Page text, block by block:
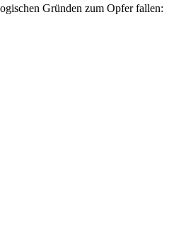
Gründen zum Opfer fallen: